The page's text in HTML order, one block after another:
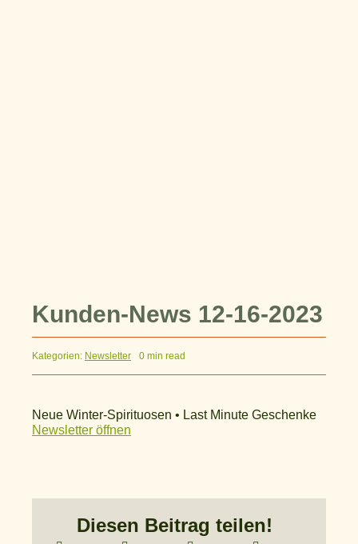
Kunden-News 12-16-2023
Kategorien: Newsletter 0 min read
Neue Winter-Spirituosen • Last Minute Geschenke
Newsletter öffnen
Diesen Beitrag teilen!